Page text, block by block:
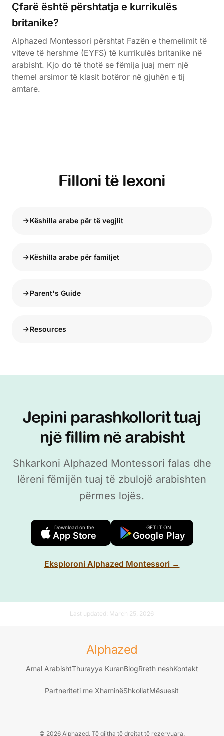
Çfarë është përshtatja e kurrikulës
britanike?
Alphazed Montessori përshtat Fazën e themelimit të
viteve të hershme (EYFS) të kurrikulës britanike në
arabisht. Kjo do të thotë se fëmija juaj merr një
themel arsimor të klasit botëror në gjuhën e tij
amtare.
Filloni të lexoni
Këshilla arabe për të vegjlit
Këshilla arabe për familjet
Parent's Guide
Resources
Jepini parashkollorit tuaj
një fillim në arabisht
Shkarkoni Alphazed Montessori falas dhe
lëreni fëmijën tuaj të zbulojë arabishten
përmes lojës.
Download on the
App Store
GET IT ON
Google Play
Eksploroni Alphazed Montessori →
Last updated: March 25, 2026
Alphazed
Amal ArabishtThurayya KuranBlogRreth neshKontakt
Partneriteti me XhaminëShkollatMësuesit
© 2026 Alphazed. Të gjitha të drejtat të rezervuara.